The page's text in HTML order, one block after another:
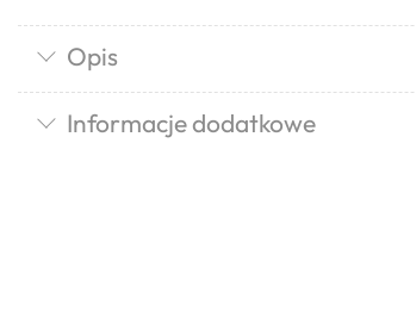
Opis
Informacje dodatkowe